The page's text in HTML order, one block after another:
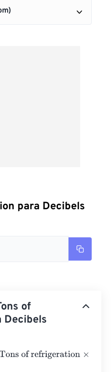
para Decibels
of
Decibels
refrigeration×64.9052931